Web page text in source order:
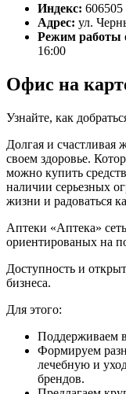
Индекс: 606505
Адрес: ул.
Режим работы
16:00
Офис на
Узнайте, как
Долгая и счастливая
своем здоровье.
можно купить
наличии серьезных
жизни и радоваться
Аптеки «Аптека»
ориентированых на
Доступность и
бизнеса.
Для этого:
Поддерживаем
Формируем
лечебную и
брендов.